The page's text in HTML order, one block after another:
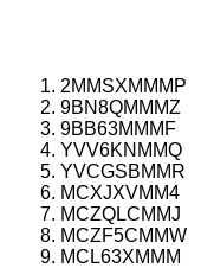
2MMSXMMMP
9BN8QMMMZ
9BB63MMMF
YVV6KNMMQ
YVCGSBMMR
MCXJXVMM4
MCZQLCMMJ
MCZF5CMMW
MCL63XMMM